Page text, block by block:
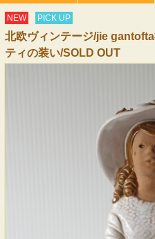
NEW PICK UP
北欧ヴィンテージ/jie
ティの装い/SOLD OUT